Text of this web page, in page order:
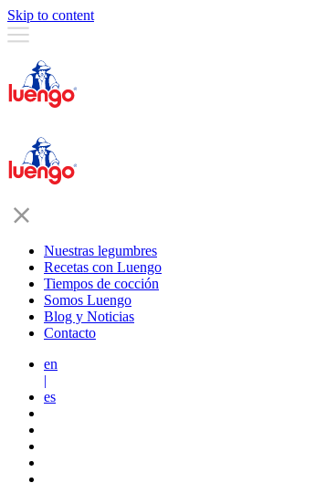
Skip to content
Nuestras legumbres
Recetas con Luengo
Tiempos de cocción
Somos Luengo
Blog y Noticias
Contacto
en
|
es